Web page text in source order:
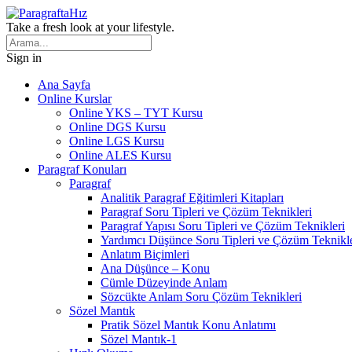
Take a fresh look at your lifestyle.
Sign in
Ana Sayfa
Online Kurslar
Online YKS – TYT Kursu
Online DGS Kursu
Online LGS Kursu
Online ALES Kursu
Paragraf Konuları
Paragraf
Analitik Paragraf Eğitimleri Kitapları
Paragraf Soru Tipleri ve Çözüm Teknikleri
Paragraf Yapısı Soru Tipleri ve Çözüm Teknikleri
Yardımcı Düşünce Soru Tipleri ve Çözüm
Anlatım Biçimleri
Ana Düşünce – Konu
Cümle Düzeyinde Anlam
Sözcükte Anlam Soru Çözüm Teknikleri
Sözel Mantık
Pratik Sözel Mantık Konu Anlatımı
Sözel Mantık-1